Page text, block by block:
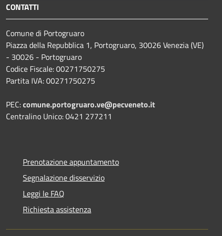
CONTATTI
Comune di Portogruaro
Piazza della Repubblica 1, Portogruaro, 30026 Venezia (VE)
- 30026 - Portogruaro
Codice Fiscale: 00271750275
Partita IVA: 00271750275
PEC:comune.portogruaro.ve@pecveneto.it
Centralino Unico: 0421 277211
Prenotazione appuntamento
Segnalazione disservizio
Leggi le FAQ
Richiesta assistenza